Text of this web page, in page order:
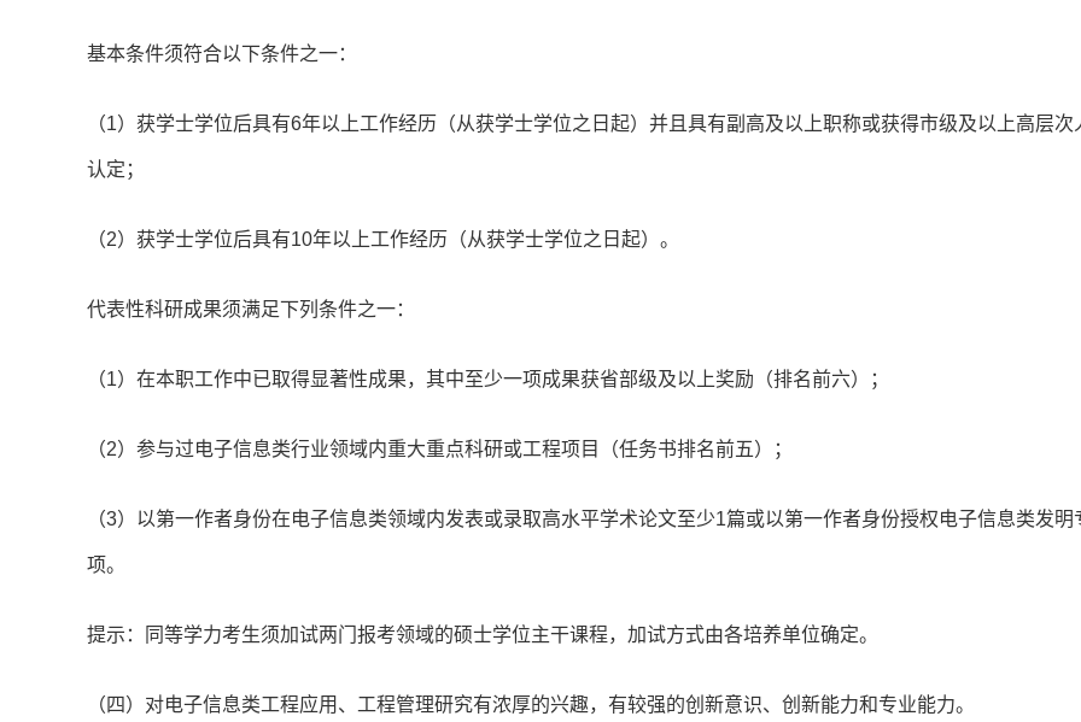
基本条件须符合以下条件之一：
（1）获学士学位后具有6年以上工作经历（从获学士学位之日起）并且具有副高及以上职称或获得市级及以上高层次
认定；
（2）获学士学位后具有10年以上工作经历（从获学士学位之日起）。
代表性科研成果须满足下列条件之一：
（1）在本职工作中已取得显著性成果，其中至少一项成果获省部级及以上奖励（排名前六）；
（2）参与过电子信息类行业领域内重大重点科研或工程项目（任务书排名前五）；
（3）以第一作者身份在电子信息类领域内发表或录取高水平学术论文至少1篇或以第一作者身份授权电子信息类发明
项。
提示：同等学力考生须加试两门报考领域的硕士学位主干课程，加试方式由各培养单位确定。
（四）对电子信息类工程应用、工程管理研究有浓厚的兴趣，有较强的创新意识、创新能力和专业能力。